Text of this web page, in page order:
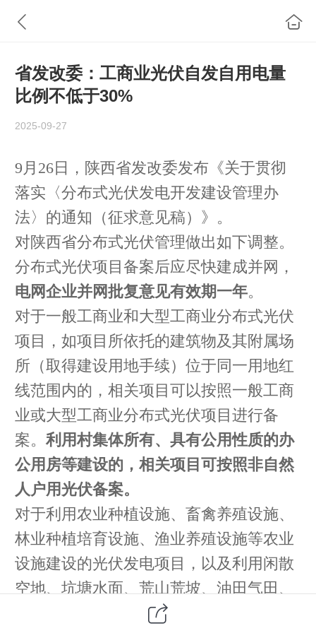
省发改委：工商业光伏自发自用电量
比例不低于30%
2025-09-27
9月26日，陕西省发改委发布《关于贯彻
落实〈分布式光伏发电开发建设管理办
法〉的通知（征求意见稿）》 。
对陕西省分布式光伏管理做出如下调整。
分布式光伏项目备案后应尽快建成并网，
电网企业并网批复意见有效期一年。
对于一般工商业和大型工商业分布式光伏
项目，如项目所依托的建筑物及其附属场
所（取得建设用地手续）位于同一用地红
线范围内的，相关项目可以按照一般工商
业或大型工商业分布式光伏项目进行备
案。 利用村集体所有、具有公用性质的办
公用房等建设的，相关项目可按照非自然
人户用光伏备案。
对于利用农业种植设施、畜禽养殖设施、
林业种植培育设施、渔业养殖设施等农业
设施建设的光伏发电项目，以及利用闲散
空地、坑塘水面、荒山荒坡、油田气田、
废弃矿区等建设小型地面光伏电站，需纳